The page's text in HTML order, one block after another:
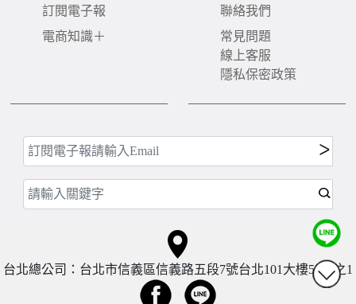
訂閱電子報
電商知識＋
聯絡我們
常見問題
線上客服
隱私保密政策
台北總公司：台北市信義區信義路五段7號台北101大樓57樓之1